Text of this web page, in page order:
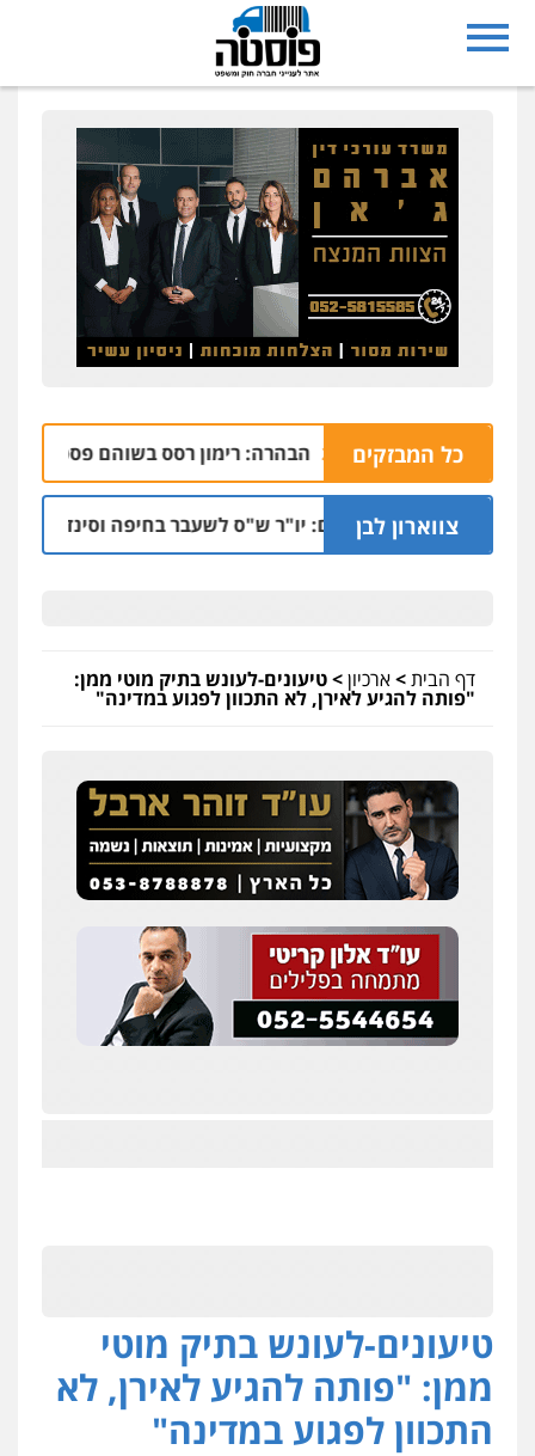
כל המבזקים
06.08 | 22:58 הבהרה: רימון רסס בשוהם פספס את
צווארון לבן
כתב אישום: יו"ר ש"ס לשעבר בחיפה וסינדיקאט
דף הבית>ארכיון>טיעונים-לעונש בתיק מוטי ממן:
"פותה להגיע לאירן, לא התכוון לפגוע במדינה"
טיעונים-לעונש בתיק מוטי
ממן: "פותה להגיע לאירן, לא
התכוון לפגוע במדינה"